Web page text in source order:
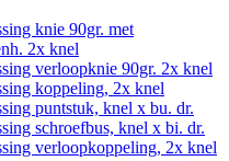
knie 90gr. met
2x knel
verloopknie 90gr. 2x knel
koppeling, 2x knel
puntstuk, knel x bu. dr.
schroefbus, knel x bi. dr.
verloopkoppeling, 2x knel